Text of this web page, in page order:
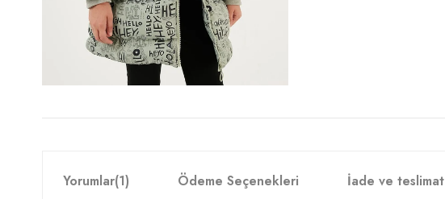
Yorumlar(1) Ödeme Seçenekleri İade ve teslimat